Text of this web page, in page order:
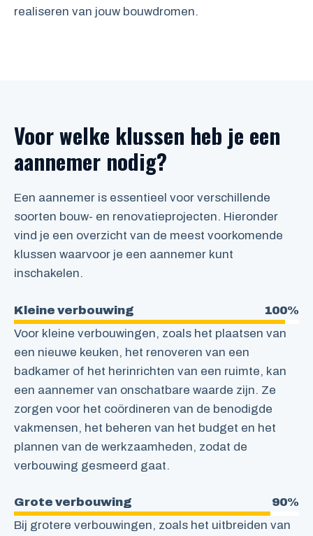
realiseren van jouw bouwdromen.
Voor welke klussen heb je een
aannemer nodig?
Een aannemer is essentieel voor verschillende
soorten bouw- en renovatieprojecten. Hieronder
vind je een overzicht van de meest voorkomende
klussen waarvoor je een aannemer kunt
inschakelen.
Kleine verbouwing
100%
Voor kleine verbouwingen, zoals het plaatsen van
een nieuwe keuken, het renoveren van een
badkamer of het herinrichten van een ruimte, kan
een aannemer van onschatbare waarde zijn. Ze
zorgen voor het coördineren van de benodigde
vakmensen, het beheren van het budget en het
plannen van de werkzaamheden, zodat de
verbouwing gesmeerd gaat.
Grote verbouwing
90%
Bij grotere verbouwingen, zoals het uitbreiden van